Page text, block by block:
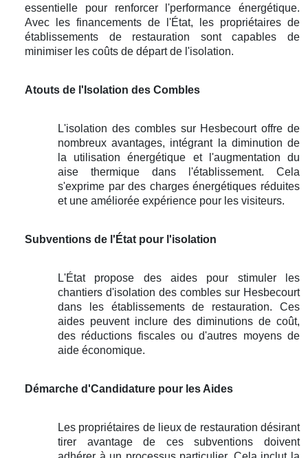
essentielle pour renforcer l'performance énergétique.
Avec les financements de l'État, les propriétaires de
établissements de restauration sont capables de
minimiser les coûts de départ de l'isolation.
Atouts de l'Isolation des Combles
L'isolation des combles sur Hesbecourt offre de
nombreux avantages, intégrant la diminution de
la utilisation énergétique et l'augmentation du
aise thermique dans l'établissement. Cela
s'exprime par des charges énergétiques réduites
et une améliorée expérience pour les visiteurs.
Subventions de l'État pour l'isolation
L'État propose des aides pour stimuler les
chantiers d'isolation des combles sur Hesbecourt
dans les établissements de restauration. Ces
aides peuvent inclure des diminutions de coût,
des réductions fiscales ou d'autres moyens de
aide économique.
Démarche d'Candidature pour les Aides
Les propriétaires de lieux de restauration désirant
tirer avantage de ces subventions doivent